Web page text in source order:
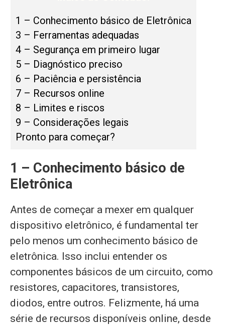
1 – Conhecimento básico de Eletrônica
3 – Ferramentas adequadas
4 – Segurança em primeiro lugar
5 – Diagnóstico preciso
6 – Paciência e persistência
7 – Recursos online
8 – Limites e riscos
9 – Considerações legais
Pronto para começar?
1 – Conhecimento básico de
Eletrônica
Antes de começar a mexer em qualquer
dispositivo eletrônico, é fundamental ter
pelo menos um conhecimento básico de
eletrônica. Isso inclui entender os
componentes básicos de um circuito, como
resistores, capacitores, transistores,
diodos, entre outros. Felizmente, há uma
série de recursos disponíveis online, desde